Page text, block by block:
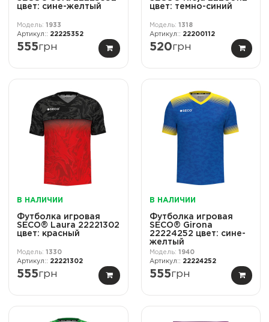
цвет: сине-желтый
1933
22225352
555грн
цвет: темно-синий
1318
22200112
520грн
В НАЛИЧИИ
Футболка игровая
SECO® Laura 22221302
цвет: красный
1330
22221302
555грн
В НАЛИЧИИ
Футболка игровая
SECO® Girona
22224252 цвет: сине-
желтый
1940
22224252
555грн